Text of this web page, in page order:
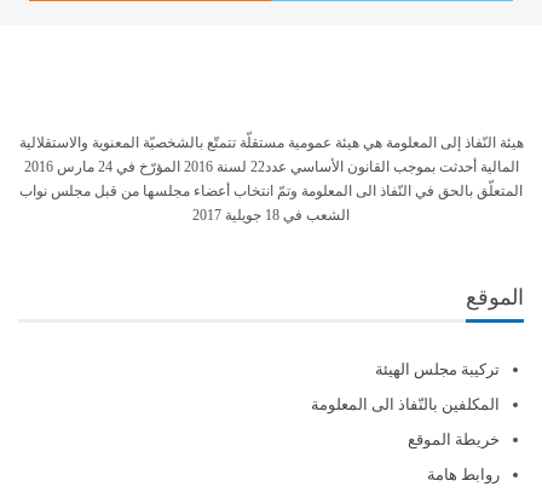
هيئة النّفاذ إلى المعلومة هي هيئة عمومية مستقلّة تتمتّع بالشخصيّة المعنوية والاستقلالية
المالية أحدثت بموجب القانون الأساسي عدد22 لسنة 2016 المؤرّخ في 24 مارس 2016
المتعلّق بالحق في النّفاذ الى المعلومة وتمّ انتخاب أعضاء مجلسها من قبل مجلس نواب
الشعب في 18 جويلية 2017
الموقع
تركيبة مجلس الهيئة
المكلفين بالنّفاذ الى المعلومة
خريطة الموقع
روابط هامة